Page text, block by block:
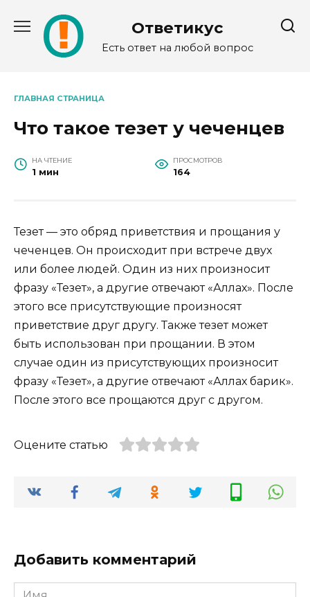
содержанию
Ответикус
Есть ответ на любой вопрос
ГЛАВНАЯ СТРАНИЦА
Что такое тезет у чеченцев
НА ЧТЕНИЕ
1 мин
ПРОСМОТРОВ
164
Тезет — это обряд приветствия и прощания у
чеченцев. Он происходит при встрече двух
или более людей. Один из них произносит
фразу «Тезет», а другие отвечают «Аллах». После
этого все присутствующие произносят
приветствие друг другу. Также тезет может
быть использован при прощании. В этом
случае один из присутствующих произносит
фразу «Тезет», а другие отвечают «Аллах барик».
После этого все прощаются друг с другом.
Оцените статью
Добавить комментарий
Имя